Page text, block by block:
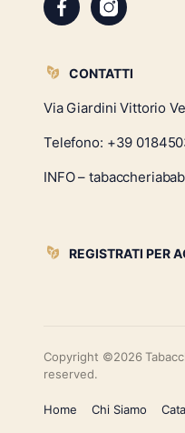
CONTATTI
Via Giardini Vittorio
Telefono: +39
INFO –
REGISTRATI PER
Copyright ©2026
reserved.
Home Chi Siamo